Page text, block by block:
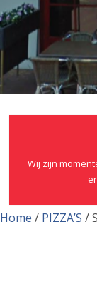
Wij zijn
Home / PIZZA’S /